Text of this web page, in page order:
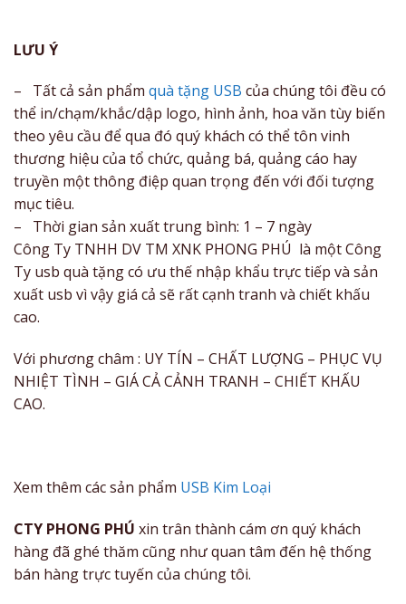
LƯU Ý
– Tất cả sản phẩm quà tặng USB của chúng tôi đều có
thể in/chạm/khắc/dập logo, hình ảnh, hoa văn tùy biến
theo yêu cầu để qua đó quý khách có thể tôn vinh
thương hiệu của tổ chức, quảng bá, quảng cáo hay
truyền một thông điệp quan trọng đến với đối tượng
mục tiêu.
– Thời gian sản xuất trung bình: 1 – 7 ngày
Công Ty TNHH DV TM XNK PHONG PHÚ là một Công
Ty usb quà tặng có ưu thế nhập khẩu trực tiếp và sản
xuất usb vì vậy giá cả sẽ rất cạnh tranh và chiết khấu
cao.
Với phương châm : UY TÍN – CHẤT LƯỢNG – PHỤC VỤ
NHIỆT TÌNH – GIÁ CẢ CẢNH TRANH – CHIẾT KHẤU
CAO.
Xem thêm các sản phẩm USB Kim Loại
CTY PHONG PHÚ xin trân thành cám ơn quý khách
hàng đã ghé thăm cũng như quan tâm đến hệ thống
bán hàng trực tuyến của chúng tôi.